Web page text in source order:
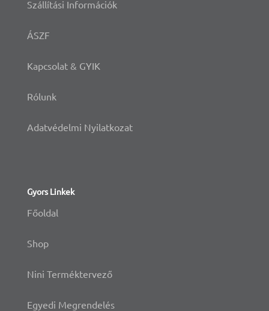
Szállítási Információk
ÁSZF
Kapcsolat & GYIK
Rólunk
Adatvédelmi Nyilatkozat
Gyors Linkek
Főoldal
Shop
Nini Terméktervező
Egyedi Megrendelés